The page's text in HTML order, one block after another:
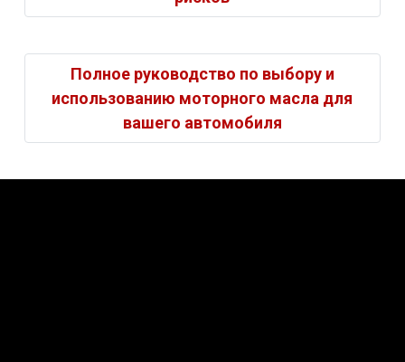
Полное руководство по выбору и
использованию моторного масла для
вашего автомобиля